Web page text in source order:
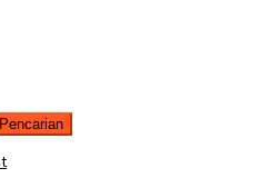
Pencarian